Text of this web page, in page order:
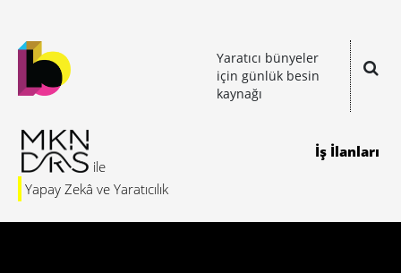
Yaratıcı bünyeler
için günlük besin
kaynağı
Yapay Zekâ ve Yaratıcılık
İş İlanları